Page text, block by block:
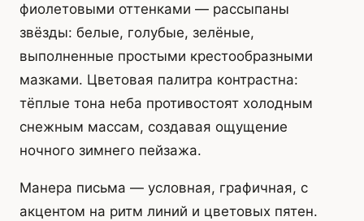
фиолетовыми оттенками — рассыпаны
звёзды: белые, голубые, зелёные,
выполненные простыми крестообразными
мазками. Цветовая палитра контрастна:
тёплые тона неба противостоят холодным
снежным массам, создавая ощущение
ночного зимнего пейзажа.
Манера письма — условная, графичная, с
акцентом на ритм линий и цветовых пятен.